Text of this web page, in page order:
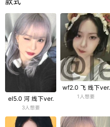
el5.0 河 线下ver.
3人想要
wf2.0 飞 线下ver.
1人想要